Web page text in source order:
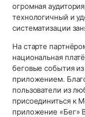
огромная
технологичный и
систематизации
На старте
национальная
беговые события
приложением.
пользователи из
присоединиться к
приложение «Бег»